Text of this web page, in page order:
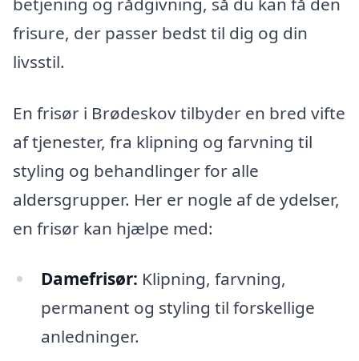
frisure, der passer bedst til dig og din
livsstil.
En frisør i Brødeskov tilbyder en bred vifte
af tjenester, fra klipning og farvning til
styling og behandlinger for alle
aldersgrupper. Her er nogle af de ydelser,
en frisør kan hjælpe med:
Damefrisør: Klipning, farvning,
permanent og styling til forskellige
anledninger.